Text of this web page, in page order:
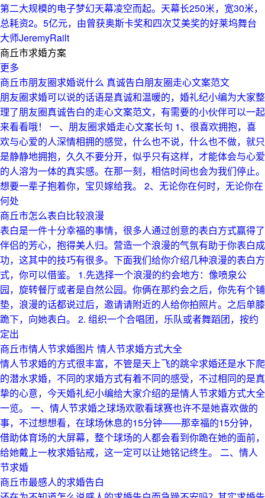
第二大规模的电子梦幻天幕凌空而起。天幕长250米，宽30米，
总耗资2。5亿元，由曾获奥斯卡奖和四次艾美奖的好莱坞舞台
大师JeremyRailt
商丘市求婚方案
更多
商丘市朋友圈求婚说什么 真诚告白朋友圈走心文案范文
朋友圈求婚可以说的话语是真诚和温暖的，婚礼纪小编为大家整
理了朋友圈真诚告白的走心文案范文，有需要的小伙伴可以一起
来看看哦！ 一、朋友圈求婚走心文案长句 1、很喜欢拥抱，喜
欢与心爱的人深情相拥的感觉，什么也不说，什么也不做，就只
是静静地拥抱，久久不要分开，似乎只有这样，才能体会与心爱
的人溶为一体的真实感。在那一刻，相信时间也会为我们停止。
想要一辈子抱着你，宝贝嫁给我。 2、无论你在何时，无论你在
何处
商丘市怎么表白比较浪漫
表白是一件十分幸福的事情，很多人通过创意的表白方式赢得了
伴侣的芳心，抱得美人归。营造一个浪漫的气氛有助于你表白成
功，这其中的技巧有很多。下面我们给你介绍几种浪漫的表白方
式，你可以借鉴。 1.先选择一个浪漫的约会地方：像喷泉公
园，旋转餐厅或者是自然公园。你俩在那约会之后，你先有个铺
垫，浪漫的话都说过后，邀请请附近的人给你拍照片。之后单膝
跪下，向她表白。 2. 组织一个合唱团，乐队或者舞蹈团，按约
定出
商丘市情人节求婚图片 情人节求婚方式大全
情人节求婚的方式很丰富，不管是天上飞的跳伞求婚还是水下爬
的潜水求婚，不同的求婚方式有着不同的感受，不过相同的是真
挚的心意，今天婚礼纪小编给大家介绍的是情人节求婚方式大全
一览。 一、情人节求婚之球场欢歌看球赛也许不是她喜欢做的
事，不过想想看，在球场休息的15分钟——那幸福的15分钟，
借助体育场的大屏幕，整个球场的人都会看到你跪在她的面前，
给她戴上一枚求婚钻戒，这一定可以让她铭记终生。 二、情人
节求婚
商丘市最感人的求婚告白